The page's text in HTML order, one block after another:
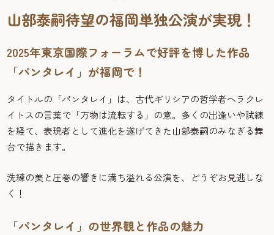
山部泰嗣待望の福岡単独公演が実現！
2025年東京国際フォーラムで好評を博した作品
「パンタレイ」が福岡で！
タイトルの「パンタレイ」は、古代ギリシアの哲学者ヘラクレ
イトスの言葉で「万物は流転する」の意。多くの出逢いや試練
を経て、表現者として進化を遂げてきた山部泰嗣のみなぎる舞
台で描きます。
洗練の美と圧巻の響きに満ち溢れる公演を、どうぞお見逃しな
く！
「パンタレイ」の世界観と作品の魅力